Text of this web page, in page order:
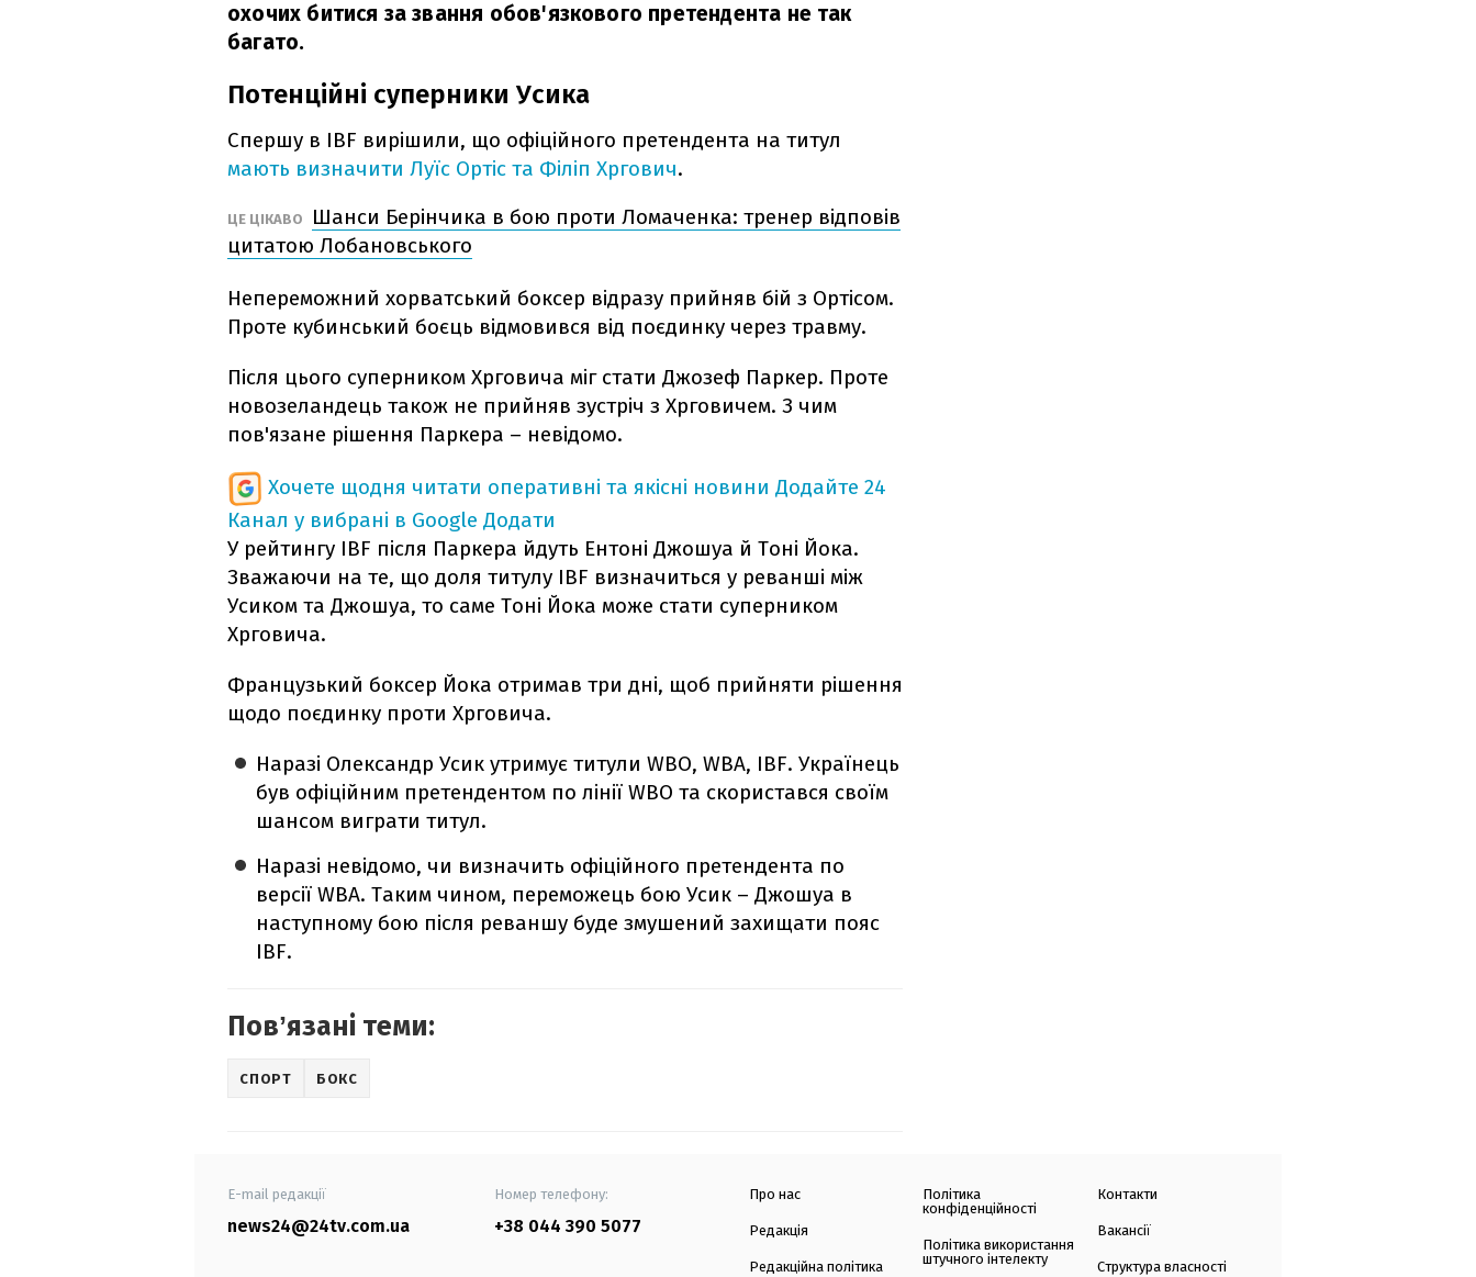
охочих битися за звання обов'язкового претендента не так
багато.
Потенційні суперники Усика
Спершу в IBF вирішили, що офіційного претендента на титул
мають визначити Луїс Ортіс та Філіп Хргович.
ЦЕ ЦІКАВО
Шанси Берінчика в бою проти Ломаченка: тренер відповів
цитатою Лобановського
Непереможний хорватський боксер відразу прийняв бій з Ортісом.
Проте кубинський боєць відмовився від поєдинку через травму.
Після цього суперником Хрговича міг стати Джозеф Паркер. Проте
новозеландець також не прийняв зустріч з Хрговичем. З чим
пов'язане рішення Паркера – невідомо.
Хочете щодня читати оперативні та якісні новини Додайте 24
Канал у вибрані в Google Додати
У рейтингу IBF після Паркера йдуть Ентоні Джошуа й Тоні Йока.
Зважаючи на те, що доля титулу IBF визначиться у реванші між
Усиком та Джошуа, то саме Тоні Йока може стати суперником
Хрговича.
Французький боксер Йока отримав три дні, щоб прийняти рішення
щодо поєдинку проти Хрговича.
Наразі Олександр Усик утримує титули WBO, WBA, IBF. Українець
був офіційним претендентом по лінії WBO та скористався своїм
шансом виграти титул.
Наразі невідомо, чи визначить офіційного претендента по
версії WBA. Таким чином, переможець бою Усик – Джошуа в
наступному бою після реваншу буде змушений захищати пояс
IBF.
Повʼязані теми:
СПОРТ БОКС
E-mail редакції
news24@24tv.com.ua
Номер телефону:
+38 044 390 5077
Про нас
Редакція
Редакційна політика
Політика
конфіденційності
Політика використання
штучного інтелекту
Контакти
Вакансії
Структура власності